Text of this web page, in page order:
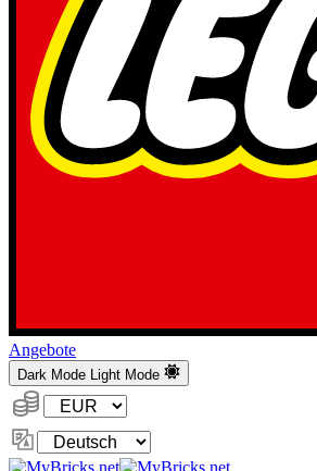
Angebote
Dark Mode Light Mode
Währung:
Sprache
ändern